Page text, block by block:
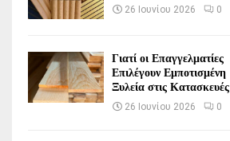
26 Ιουνίου 2026 0
Γιατί οι Επαγγελματίες
Επιλέγουν Εμποτισμένη
Ξυλεία στις Κατασκευές
26 Ιουνίου 2026 0